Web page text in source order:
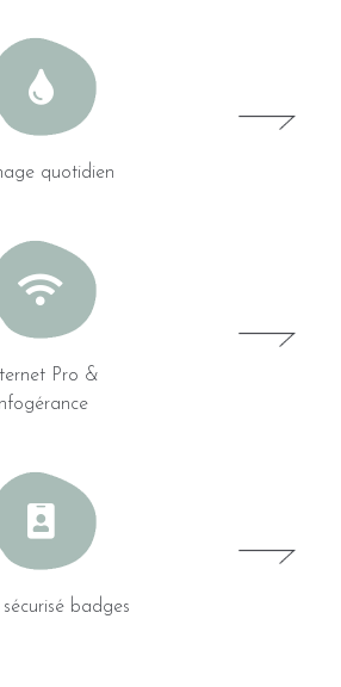
quotidien
Pro &
badges